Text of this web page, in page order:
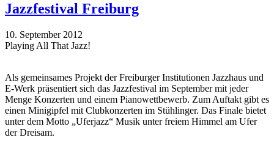
Jazzfestival Freiburg
10. September 2012
Playing All That Jazz!
Als gemeinsames Projekt der Freiburger Institutionen Jazzhaus und
E-Werk präsentiert sich das Jazzfestival im September mit jeder
Menge Konzerten und einem Pianowettbewerb. Zum Auftakt gibt es
einen Minigipfel mit Clubkonzerten im Stühlinger. Das Finale bietet
unter dem Motto „Uferjazz“ Musik unter freiem Himmel am Ufer
der Dreisam.